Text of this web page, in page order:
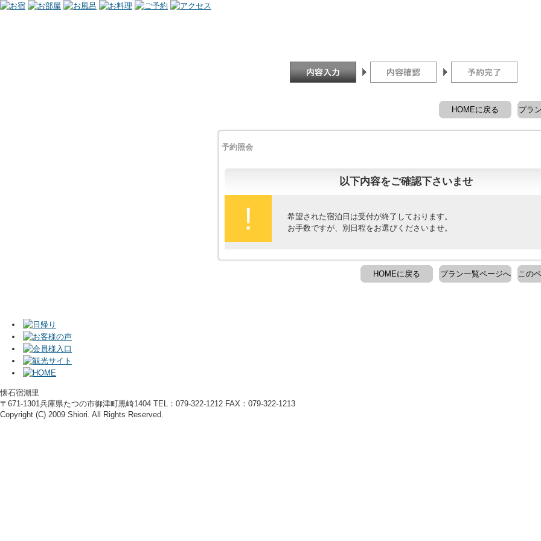
プラ
HOMEに戻る
予約照会
以下内容をご確認下さいませ
!
希望された宿泊日は受付が終了しております。
お手数ですが、別日程をお選びくださいませ。
この
プラン一覧ページへ
HOMEに戻る
懐石宿潮里
〒671-1301兵庫県たつの市御津町黒崎1404 TEL：079-322-1212 FAX：079-322-1213
Copyright (C) 2009 Shiori. All Rights Reserved.